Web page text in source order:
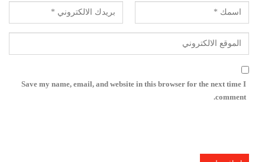
Save my name, email, and website in this browser for the next time I
comment.